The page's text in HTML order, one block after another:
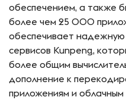
обеспечением, а также
более чем 25 000
обеспечивает
сервисов Kunpeng,
более общим
дополнение к
приложениям и